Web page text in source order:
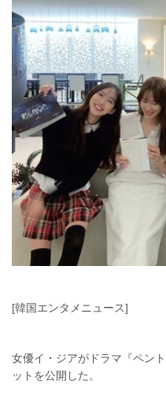
[韓国エンタメニュース]
女優イ・ジアがドラマ『ペン
ットを公開した。